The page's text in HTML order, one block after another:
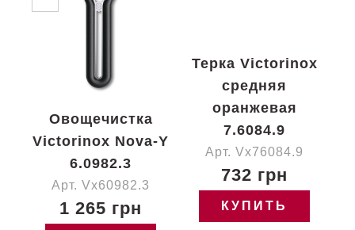
Овощечистка
Victorinox Nova-Y
6.0982.3
Арт. Vx60982.3
1 265 грн
Терка Victorinox
средняя
оранжевая
7.6084.9
Арт. Vx76084.9
732 грн
КУПИТЬ